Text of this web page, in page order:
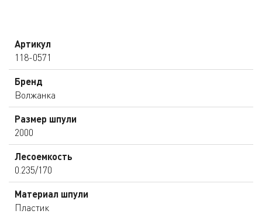
Артикул
118-0571
Бренд
Волжанка
Размер шпули
2000
Лесоемкость
0.235/170
Материал шпули
Пластик